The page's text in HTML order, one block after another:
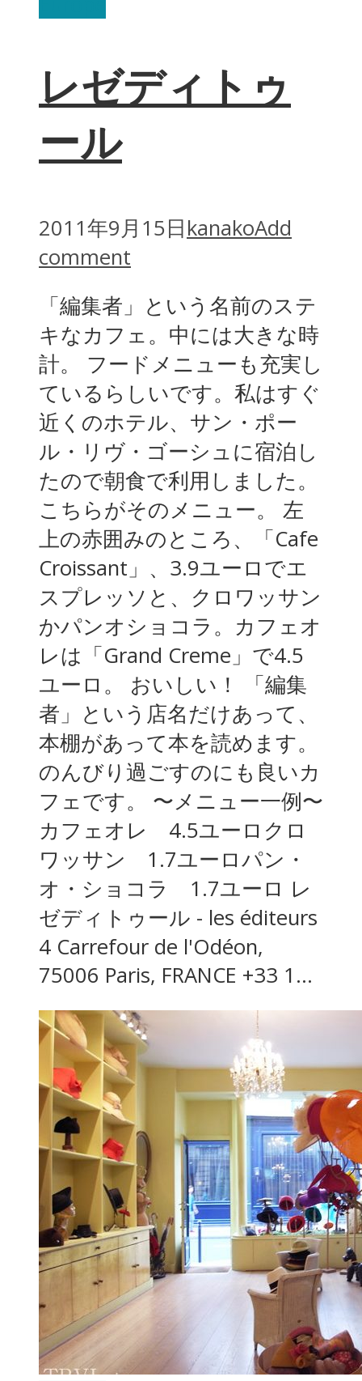
レゼディトゥ
ール
2011年9月15日kanakoAdd
comment
「編集者」という名前のステ
キなカフェ。中には大きな時
計。 フードメニューも充実し
ているらしいです。私はすぐ
近くのホテル、サン・ポー
ル・リヴ・ゴーシュに宿泊し
たので朝食で利用しました。
こちらがそのメニュー。 左
上の赤囲みのところ、「Cafe
Croissant」、3.9ユーロでエ
スプレッソと、クロワッサン
かパンオショコラ。カフェオ
レは「Grand Creme」で4.5
ユーロ。 おいしい！ 「編集
者」という店名だけあって、
本棚があって本を読めます。
のんびり過ごすのにも良いカ
フェです。 〜メニュー一例〜
カフェオレ 4.5ユーロクロ
ワッサン 1.7ユーロパン・
オ・ショコラ 1.7ユーロ レ
ゼディトゥール - les éditeurs
4 Carrefour de l'Odéon,
75006 Paris, FRANCE +33 1...